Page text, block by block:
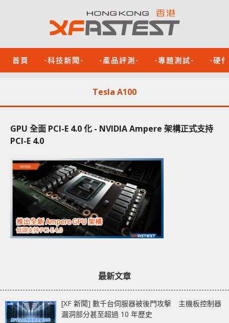
首頁 -科技新聞- -產品評測- -專題測試- -硬
Tesla A100
GPU 全面 PCI-E 4.0 化 - NVIDIA Ampere 架構正式支持
PCI-E 4.0
最新文章
[XF 新聞] 數千台伺服器被後門攻擊 主機板控制器
漏洞部分甚至超過 10 年歷史